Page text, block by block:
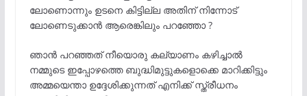
ലോണൊന്നും ഉടനെ കിട്ടില്ല അതിന് നിന്നോട്
ലോണെടുക്കാൻ ആരെങ്കിലും പറഞ്ഞോ ?
ഞാൻ പറഞ്ഞത് നീയൊരു കല്യാണം കഴിച്ചാൽ
നമ്മുടെ ഇപ്പോഴത്തെ ബുദ്ധിമുട്ടുകളൊക്കെ മാറിക്കിട്ടും
അമ്മയെന്താ ഉദ്ദേശിക്കുന്നത് എനിക്ക് സ്ത്രീധനം